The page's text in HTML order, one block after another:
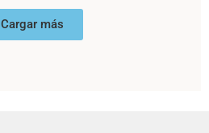
Cargar más